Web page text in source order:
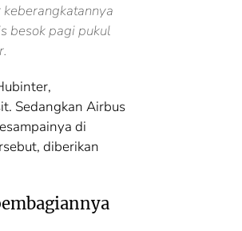
besok pagi pukul
Sedangkan Airbus
di
diberikan